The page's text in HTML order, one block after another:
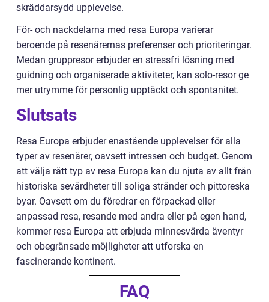
skräddarsydd upplevelse.
För- och nackdelarna med resa Europa varierar
beroende på resenärernas preferenser och prioriteringar.
Medan gruppresor erbjuder en stressfri lösning med
guidning och organiserade aktiviteter, kan solo-resor ge
mer utrymme för personlig upptäckt och spontanitet.
Slutsats
Resa Europa erbjuder enastående upplevelser för alla
typer av resenärer, oavsett intressen och budget. Genom
att välja rätt typ av resa Europa kan du njuta av allt från
historiska sevärdheter till soliga stränder och pittoreska
byar. Oavsett om du föredrar en förpackad eller
anpassad resa, resande med andra eller på egen hand,
kommer resa Europa att erbjuda minnesvärda äventyr
och obegränsade möjligheter att utforska en
fascinerande kontinent.
FAQ